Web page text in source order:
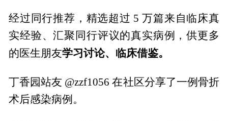
经过同行推荐，精选超过 5 万篇来自临床真
实经验、汇聚同行评议的真实病例，供更多
的医生朋友学习讨论、临床借鉴。
丁香园站友 @zzf1056 在社区分享了一例骨折
术后感染病例。